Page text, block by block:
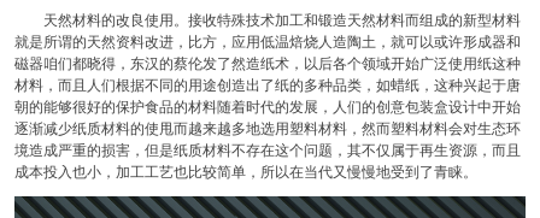
天然材料的改良使用。接收特殊技术加工和锻造天然材料而组成的新型材料
就是所谓的天然资料改进，比方，应用低温焙烧人造陶土，就可以或许形成器和
磁器咱们都晓得，东汉的蔡伦发了然造纸术，以后各个领域开始广泛使用纸这种
材料，而且人们根据不同的用途创造出了纸的多种品类，如蜡纸，这种兴起于唐
朝的能够很好的保护食品的材料随着时代的发展，人们的创意包装盒设计中开始
逐渐减少纸质材料的使甩而越来越多地选用塑料材料，然而塑料材料会对生态环
境造成严重的损害，但是纸质材料不存在这个问题，其不仅属于再生资源，而且
成本投入也小，加工工艺也比较简单，所以在当代又慢慢地受到了青睐。